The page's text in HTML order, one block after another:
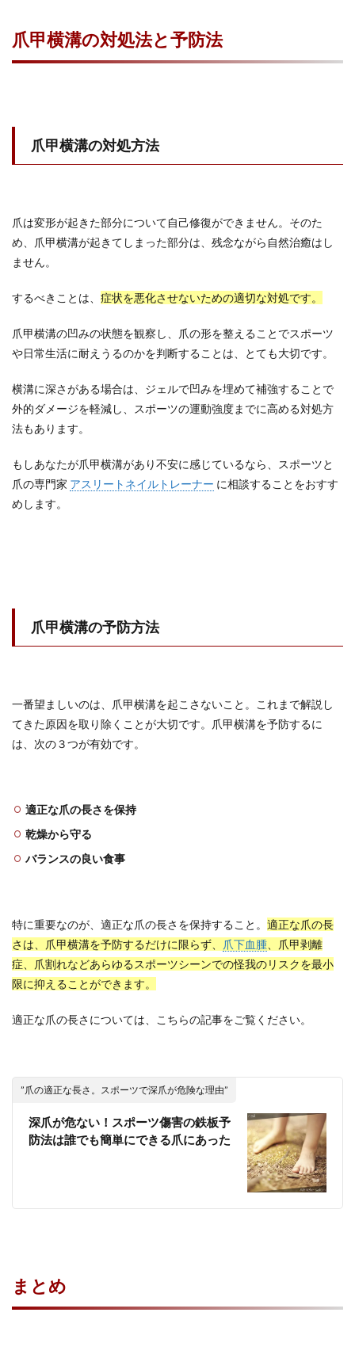
爪甲横溝の対処法と予防法
爪甲横溝の対処方法
爪は変形が起きた部分について自己修復ができません。そのた
め、爪甲横溝が起きてしまった部分は、残念ながら自然治癒はし
ません。
するべきことは、 症状を悪化させないための適切な対処です。
爪甲横溝の凹みの状態を観察し、爪の形を整えることでスポーツ
や日常生活に耐えうるのかを判断することは、とても大切です。
横溝に深さがある場合は、ジェルで凹みを埋めて補強することで
外的ダメージを軽減し、スポーツの運動強度までに高める対処方
法もあります。
もしあなたが爪甲横溝があり不安に感じているなら、スポーツと
爪の専門家 アスリートネイルトレーナー に相談することをおすす
めします。
爪甲横溝の予防方法
一番望ましいのは、爪甲横溝を起こさないこと。これまで解説し
てきた原因を取り除くことが大切です。爪甲横溝を予防するに
は、次の３つが有効です。
適正な爪の長さを保持
乾燥から守る
バランスの良い食事
特に重要なのが、適正な爪の長さを保持すること。 適正な爪の長
さは、爪甲横溝を予防するだけに限らず、
爪下血腫 、爪甲剥離
症、爪割れなどあらゆるスポーツシーンでの怪我のリスクを最小
限に抑えることができます。
適正な爪の長さについては、こちらの記事をご覧ください。
”爪の適正な長さ。スポーツで深爪が危険な理由”
深爪が危ない！スポーツ傷害の鉄板予
防法は誰でも簡単にできる爪にあった
まとめ